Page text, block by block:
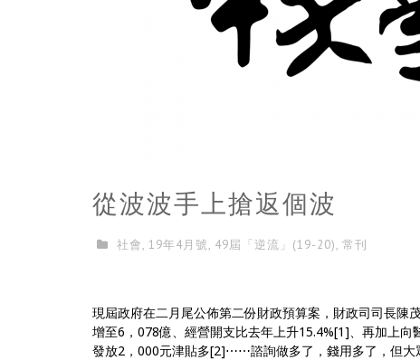
從波波手上搶返個波
社會, 19年4月號, 49屆「逆流」(19-20), 常刊
現屆政府在二月尾公佈第二份財政預算案，財政司司長
增至6，078億、經營開支比去年上升15.4%[1]、再加上
發放2，000元津貼多[2]⋯⋯諮詢做多了，錢用多了，但大